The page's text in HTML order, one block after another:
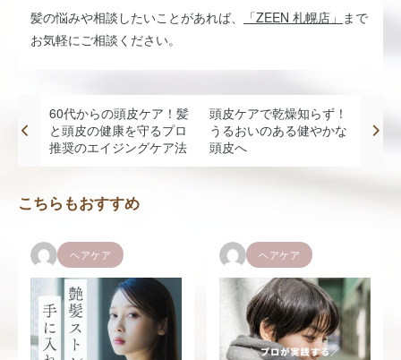
髪の悩みや相談したいことがあれば、 「ZEEN 札幌店」 まで
お気軽にご相談ください。
60代からの頭皮ケア！髪
と頭皮の健康を守るプロ
推奨のエイジングケア法
頭皮ケアで乾燥知らず！
うるおいのある健やかな
頭皮へ
こちらもおすすめ
ヘアケア ヘアケア